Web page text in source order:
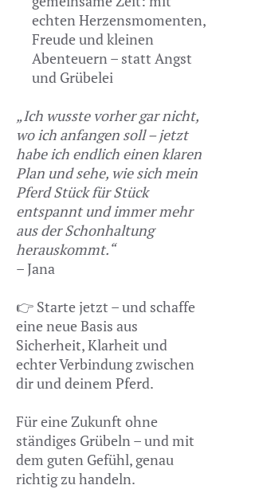
echten Herzensmomenten,
Freude und kleinen
Abenteuern – statt Angst
und Grübelei
„Ich wusste vorher gar nicht,
wo ich anfangen soll – jetzt
habe ich endlich einen klaren
Plan und sehe, wie sich mein
Pferd Stück für Stück
entspannt und immer mehr
aus der Schonhaltung
herauskommt.“
– Jana
👉 Starte jetzt – und schaffe
eine neue Basis aus
Sicherheit, Klarheit und
echter Verbindung zwischen
dir und deinem Pferd.
Für eine Zukunft ohne
ständiges Grübeln – und mit
dem guten Gefühl, genau
richtig zu handeln.